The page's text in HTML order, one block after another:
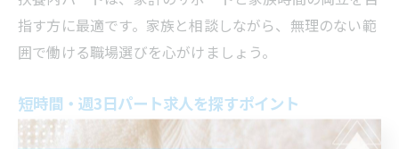
指す方に最適です。家族と相談しながら、無理のない範
囲で働ける職場選びを心がけましょう。
短時間・週3日パート求人を探すポイント
短時間や週3日勤務のパート求人は、家事や育児と両立